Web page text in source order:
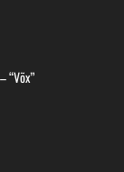
“Võx”